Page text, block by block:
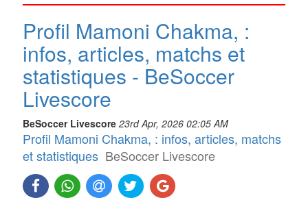
Profil Mamoni Chakma, :
infos, articles, matchs et
statistiques - BeSoccer
Livescore
BeSoccer Livescore 23rd Apr, 2026 02:05 AM
Profil Mamoni Chakma, : infos, articles, matchs
et statistiques BeSoccer Livescore